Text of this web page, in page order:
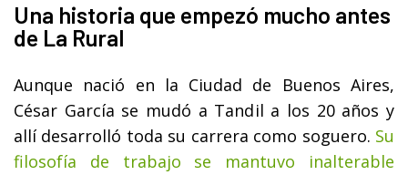
Una historia que empezó mucho antes
de La Rural
Aunque nació en la Ciudad de Buenos Aires,
César García se mudó a Tandil a los 20 años y
allí desarrolló toda su carrera como soguero. Su
filosofía de trabajo se mantuvo inalterable